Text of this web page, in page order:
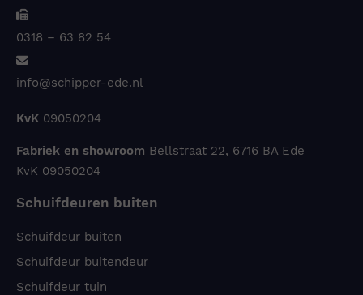
0318 – 63 82 54
info@schipper-ede.nl
KvK 09050204
Fabriek en showroom Bellstraat 22, 6716 BA Ede
KvK 09050204
Schuifdeuren buiten
Schuifdeur buiten
Schuifdeur buitendeur
Schuifdeur tuin